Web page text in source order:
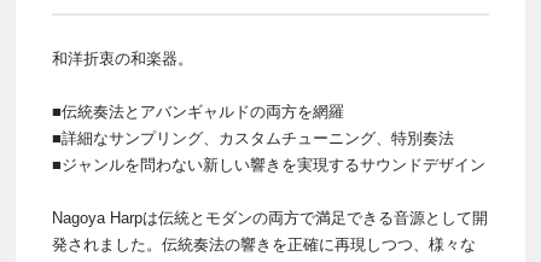
和洋折衷の和楽器。
■伝統奏法とアバンギャルドの両方を網羅
■詳細なサンプリング、カスタムチューニング、特別奏法
■ジャンルを問わない新しい響きを実現するサウンドデザイン
Nagoya Harpは伝統とモダンの両方で満足できる音源として開
発されました。伝統奏法の響きを正確に再現しつつ、様々な